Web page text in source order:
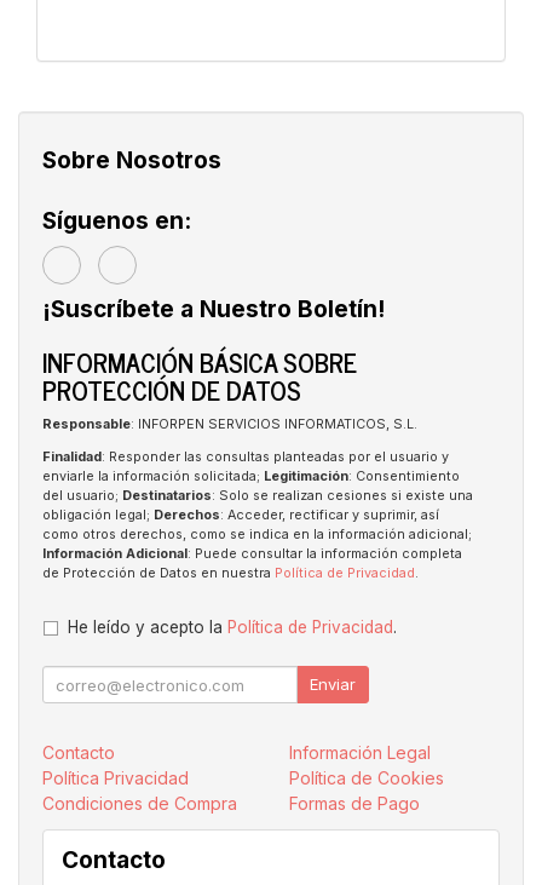
Sobre Nosotros
Síguenos en:
¡Suscríbete a Nuestro Boletín!
INFORMACIÓN BÁSICA SOBRE
PROTECCIÓN DE DATOS
Responsable: INFORPEN SERVICIOS INFORMATICOS, S.L.
Finalidad: Responder las consultas planteadas por el usuario y
enviarle la información solicitada; Legitimación: Consentimiento
del usuario; Destinatarios: Solo se realizan cesiones si existe una
obligación legal; Derechos: Acceder, rectificar y suprimir, así
como otros derechos, como se indica en la información adicional;
Información Adicional: Puede consultar la información completa
de Protección de Datos en nuestra Política de Privacidad.
He leído y acepto la Política de Privacidad.
Enviar
Contacto
Información Legal
Política Privacidad
Política de Cookies
Condiciones de Compra
Formas de Pago
Contacto